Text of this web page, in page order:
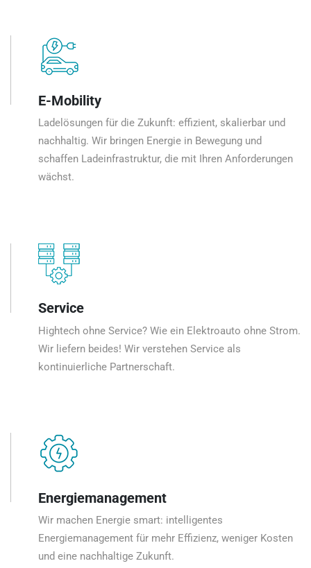
E-Mobility
Ladelösungen für die Zukunft: effizient, skalierbar und
nachhaltig. Wir bringen Energie in Bewegung und
schaffen Ladeinfrastruktur, die mit Ihren Anforderungen
wächst.
Service
Hightech ohne Service? Wie ein Elektroauto ohne Strom.
Wir liefern beides! Wir verstehen Service als
kontinuierliche Partnerschaft.
Energiemanagement
Wir machen Energie smart: intelligentes
Energiemanagement für mehr Effizienz, weniger Kosten
und eine nachhaltige Zukunft.